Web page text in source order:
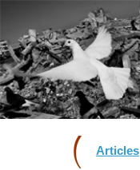
Articles